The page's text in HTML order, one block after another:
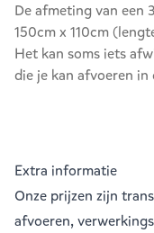
De afmeting van een
150cm x 110cm
Het kan soms iets
die je kan afvoeren
Extra informatie
Onze prijzen zijn
afvoeren,